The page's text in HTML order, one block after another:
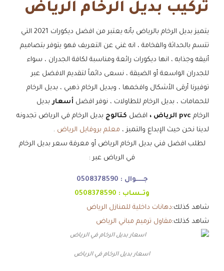
تركيب بديل الرخام الرياض
يتميز بديل الرخام بالرياض بأنه يعتبر من افضل ديكورات 2021 التي
تتسم بالحداثة والفخامة ، انه غني عن التعريف فهو يتوفر بتصاميم
أنيقه وجذابه ، انها ديكورات رائعة ومناسبة لكافة الجدران ، سواء
للجدران الواسعة أو الضيقة ، نسعى دائماً لتقديم الافضل عبر
توفيرنا أرقى الأشكال وافخمها ، وبديل الرخام ذهبي ، بديل الرخام
للحمامات ، بديل الرخام للطاولات ، نوفر افضل أسعاربديل
الرخام pvc الرياض ، افضل كتالوج بديل الرخام في الرياض تجدونه
لدينا نحن حيث الإبداع والتميز ، معلم بروفايل الرياض .
لطلب افضل فني بديل الرخام الرياض أو معرفة سعر بديل الرخام
في الرياض عبر :
جـــــوال : 0508378590
وتــساب : 0508378590
شاهد كذلك:دهانات داخلية للمنازل الرياض
شاهد كذلك:مقاول ترميم مباني الرياض
اسعار بديل الرخام في الرياض